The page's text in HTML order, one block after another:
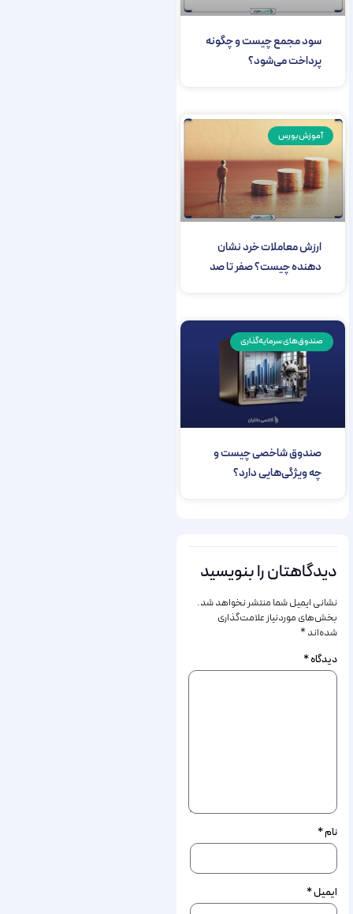
سود مجمع چیست و چگونه
پرداخت می‌شود؟
آموزش بورس
ارزش معاملات خرد نشان
دهنده چیست؟ صفر تا صد
صندوق‌های سرمایه‌گذاری
صندوق شاخصی چیست و
چه ویژگی‌هایی دارد؟
دیدگاهتان را بنویسید
نشانی ایمیل شما منتشر نخواهد شد.
بخش‌های موردنیاز علامت‌گذاری
شده‌اند *
دیدگاه*
نام*
ایمیل*